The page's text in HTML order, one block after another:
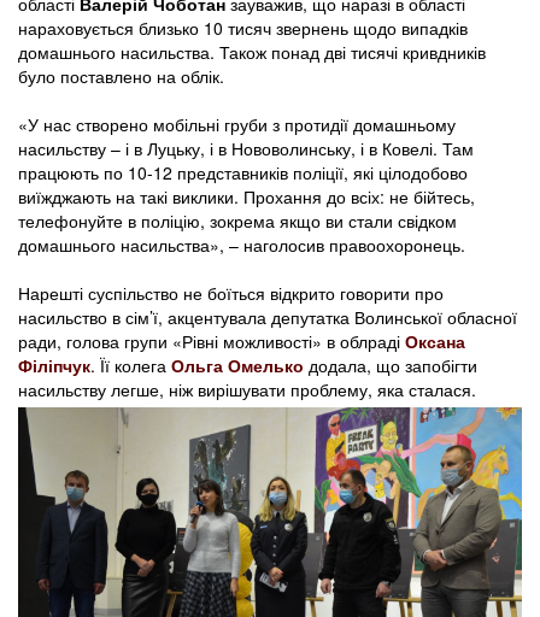
нараховується близько 10 тисяч звернень щодо випадків
домашнього насильства. Також понад дві тисячі кривдників
було поставлено на облік.
«У нас створено мобільні груби з протидії домашньому
насильству – і в Луцьку, і в Нововолинську, і в Ковелі. Там
працюють по 10-12 представників поліції, які цілодобово
виїжджають на такі виклики. Прохання до всіх: не бійтесь,
телефонуйте в поліцію, зокрема якщо ви стали свідком
домашнього насильства», – наголосив правоохоронець.
Нарешті суспільство не боїться відкрито говорити про
насильство в сім’ї, акцентувала депутатка Волинської обласної
ради, голова групи «Рівні можливості» в облраді Оксана
Філіпчук. Її колега Ольга Омелько додала, що запобігти
насильству легше, ніж вирішувати проблему, яка сталася.